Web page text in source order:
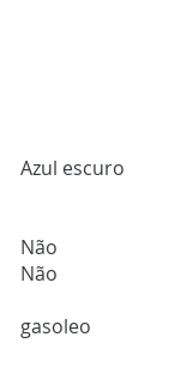
Azul escuro
Não
Não
gasoleo